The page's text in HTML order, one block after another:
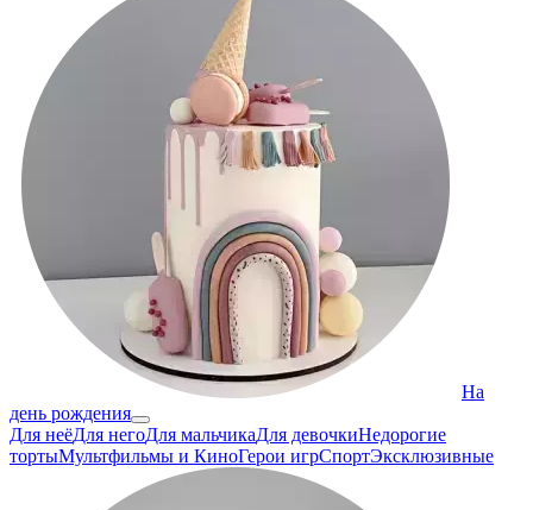
На
день рождения
Для неёДля негоДля мальчикаДля девочкиНедорогие
тортыМультфильмы и КиноГерои игрСпортЭксклюзивные